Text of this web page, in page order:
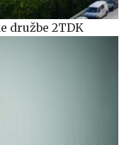
družbe 2TDK